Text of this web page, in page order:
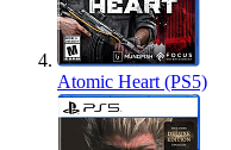
Atomic Heart (PS5)